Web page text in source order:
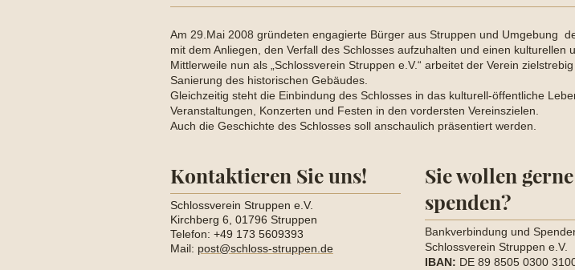
Am 29.Mai 2008 gründeten engagierte Bürger aus Struppen und Umgebung
mit dem Anliegen, den Verfall des Schlosses aufzuhalten und einen
Mittlerweile nun als „Schlossverein Struppen e.V.“ arbeitet der Verein
Sanierung des historischen Gebäudes.
Gleichzeitig steht die Einbindung des Schlosses in das kulturell-öffentliche
Veranstaltungen, Konzerten und Festen in den vordersten Vereinszielen.
Auch die Geschichte des Schlosses soll anschaulich präsentiert werden.
Kontaktieren Sie uns!
Schlossverein Struppen e.V.
Kirchberg 6, 01796 Struppen
Telefon: +49 173 5609393
Mail: post@schloss-struppen.de
Sie wollen gerne
spenden?
Bankverbindung und
Schlossverein Struppen e.V.
IBAN: DE 89 8505 0300